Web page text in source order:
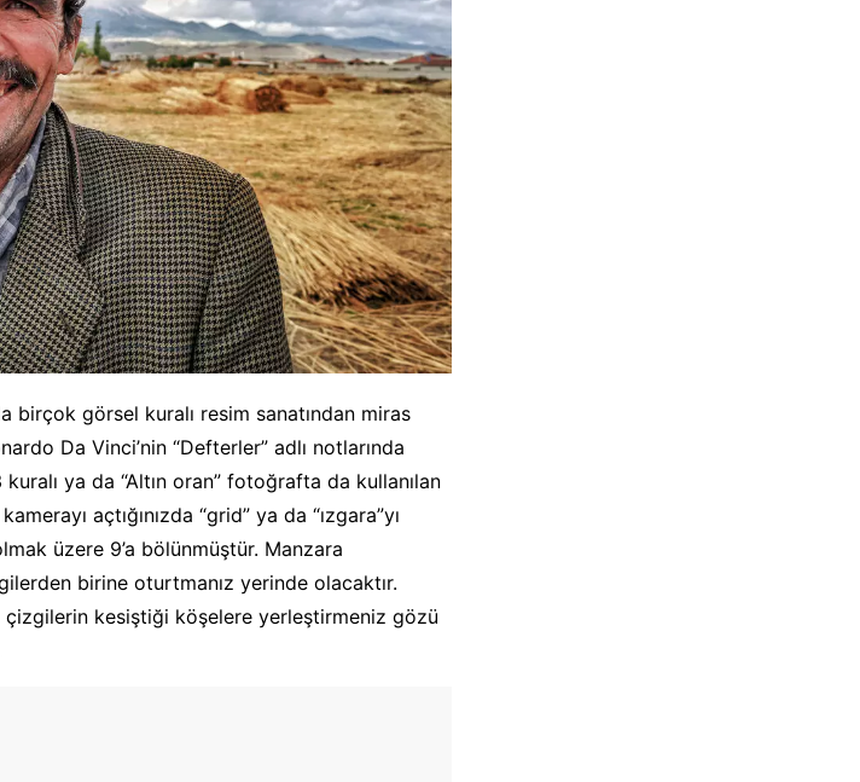
görsel kuralı resim sanatından miras
Da Vinci’nin “Defterler” adlı notlarında
kuralı ya da “Altın oran” fotoğrafta da kullanılan
açtığınızda “grid” ya da “ızgara”yı
üzere 9’a bölünmüştür. Manzara
birine oturtmanız yerinde olacaktır.
kesiştiği köşelere yerleştirmeniz gözü